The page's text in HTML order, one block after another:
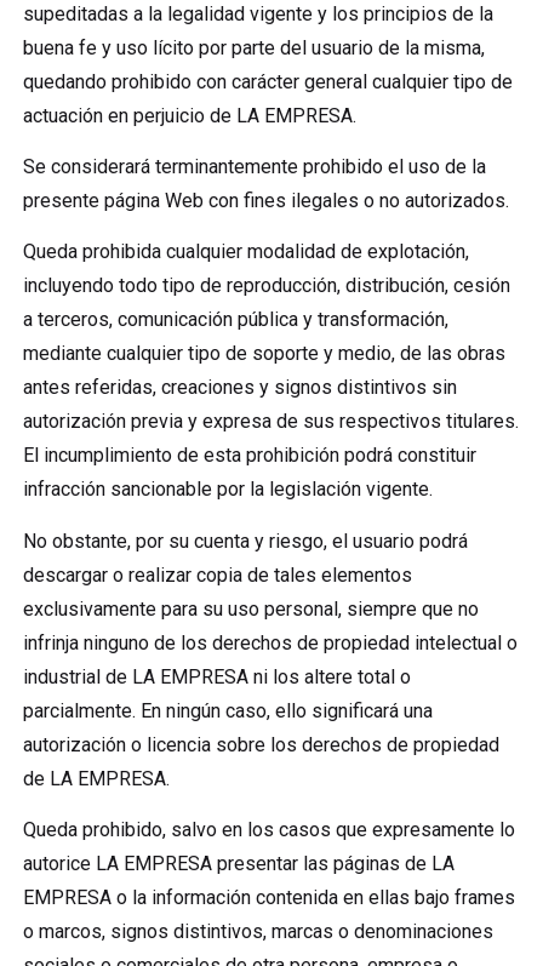
supeditadas a la legalidad vigente y los principios de la
buena fe y uso lícito por parte del usuario de la misma,
quedando prohibido con carácter general cualquier tipo de
actuación en perjuicio de LA EMPRESA.
Se considerará terminantemente prohibido el uso de la
presente página Web con fines ilegales o no autorizados.
Queda prohibida cualquier modalidad de explotación,
incluyendo todo tipo de reproducción, distribución, cesión
a terceros, comunicación pública y transformación,
mediante cualquier tipo de soporte y medio, de las obras
antes referidas, creaciones y signos distintivos sin
autorización previa y expresa de sus respectivos titulares.
El incumplimiento de esta prohibición podrá constituir
infracción sancionable por la legislación vigente.
No obstante, por su cuenta y riesgo, el usuario podrá
descargar o realizar copia de tales elementos
exclusivamente para su uso personal, siempre que no
infrinja ninguno de los derechos de propiedad intelectual o
industrial de LA EMPRESA ni los altere total o
parcialmente. En ningún caso, ello significará una
autorización o licencia sobre los derechos de propiedad
de LA EMPRESA.
Queda prohibido, salvo en los casos que expresamente lo
autorice LA EMPRESA presentar las páginas de LA
EMPRESA o la información contenida en ellas bajo frames
o marcos, signos distintivos, marcas o denominaciones